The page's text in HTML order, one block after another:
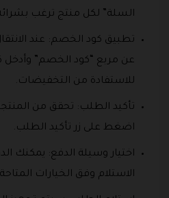
السلة” لكل منتج ترغب
تطبيق كود الخصم: عند
عن مربع “كود الخصم” وأدخل
للاستفادة من التخفيضات.
تأكيد الطلب: تحقق من
اضغط على زر تأكيد الطلب.
اختيار وسيلة الدفع: يمكنك
الاستلام وفق الخيارات